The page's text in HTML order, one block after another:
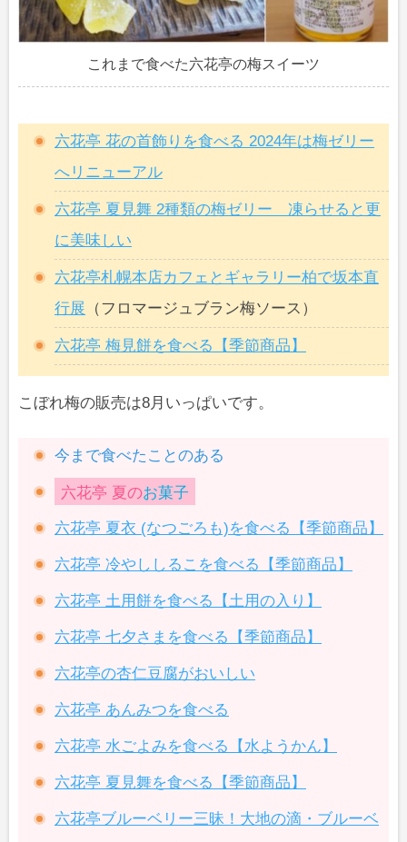
これまで食べた六花亭の梅スイーツ
六花亭 花の首飾りを食べる 2024年は梅ゼリー
へリニューアル
六花亭 夏見舞 2種類の梅ゼリー 凍らせると更
に美味しい
六花亭札幌本店カフェとギャラリー柏で坂本直
行展 （フロマージュブラン梅ソース）
六花亭 梅見餅を食べる【季節商品】
こぼれ梅の販売は8月いっぱいです。
今まで食べたことのある
六花亭 夏のお菓子
六花亭 夏衣 (なつごろも)を食べる【季節商品】
六花亭 冷やししるこを食べる【季節商品】
六花亭 土用餅を食べる【土用の入り】
六花亭 七夕さまを食べる【季節商品】
六花亭の杏仁豆腐がおいしい
六花亭 あんみつを食べる
六花亭 水ごよみを食べる【水ようかん】
六花亭 夏見舞を食べる【季節商品】
六花亭ブルーベリー三昧！大地の滴・ブルーベ